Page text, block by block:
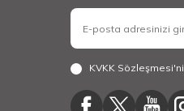
KVKK Sözleşmesi'ni